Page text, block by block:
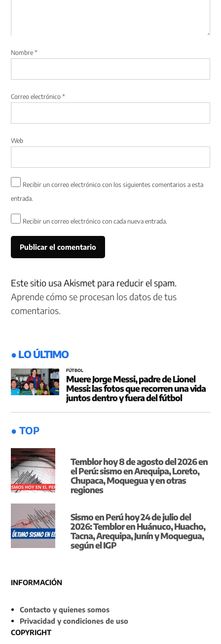
Nombre*
Correo electrónico*
Web
Recibir un correo electrónico con los siguientes comentarios a esta
entrada.
Recibir un correo electrónico con cada nueva entrada.
Este sitio usa Akismet para reducir el spam.
Aprende cómo se procesan los datos de tus
comentarios.
● LO ÚLTIMO
FÚTBOL
Muere Jorge Messi, padre de Lionel
Messi: las fotos que recorren una vida
juntos dentro y fuera del fútbol
● TOP
Temblor hoy 8 de agosto del 2026 en
el Perú: sismo en Arequipa, Loreto,
Chupaca, Moquegua y en otras
regiones
Sismo en Perú hoy 24 de julio del
2026: Temblor en Huánuco, Huacho,
Tacna, Arequipa, Junín y Moquegua,
según el IGP
INFORMACIÓN
Contacto y quienes somos
Privacidad y condiciones de uso
COPYRIGHT